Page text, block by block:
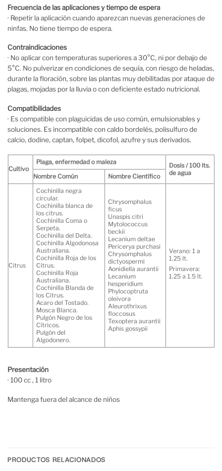
Frecuencia de las aplicaciones y tiempo de espera
· Repetir la aplicación cuando aparezcan nuevas generaciones de
ninfas. No tiene tiempo de espera.
Contraindicaciones
· No aplicar con temperaturas superiores a 30°C, ni por debajo de
5°C. No pulverizar en condiciones de sequía, con riesgo de heladas,
durante la floración, sobre las plantas muy debilitadas por ataque de
plagas, mojadas por la lluvia o con deficiente estado nutricional.
Compatibilidades
· Es compatible con plaguicidas de uso común, emulsionables y
soluciones. Es incompatible con caldo bordelés, polisulfuro de
calcio, dodine, captan, folpet, dicofol, azufre y sus derivados.
Cultivo
Plaga, enfermedad o maleza
Dosis / 100 lts.
de agua
Nombre Común Nombre Científico
Citrus
Cochinilla negra
circular.
Cochinilla blanca de
los citrus.
Cochinilla Coma o
Serpeta.
Cochinilla del Delta.
Cochinilla Algodonosa
Australiana.
Cochinilla Roja de los
Citrus.
Cochinilla Roja
Australiana.
Cochinilla Blanda de
los Citrus.
Acaro del Tostado.
Mosca Blanca.
Pulgón Negro de los
Cítricos.
Pulgón del
Algodonero.
Chrysomphalus
ficus
Unaspis citri
Mytolococcus
beckii
Lecanium deltae
Pericerya purchasi
Chrysomphalus
dictyospermi
Aonidiella aurantii
Lecanium
hesperidium
Phylocoptruta
oleivora
Aleurothrixus
floccosus
Texoptera aurantii
Aphis gossypii
Verano: 1 a
1.25 lt.
Primavera:
1.25 a 1.5 lt.
Presentación
· 100 cc , 1 litro
Mantenga fuera del alcance de niños
PRODUCTOS RELACIONADOS